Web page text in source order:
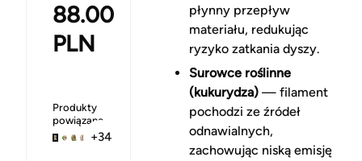
88.00
PLN
Produkty
powiązane
+34
płynny przepływ
materiału, redukując
ryzyko zatkania dyszy.
Surowce roślinne
(kukurydza)— filament
pochodzi ze źródeł
odnawialnych,
zachowując niską emisję